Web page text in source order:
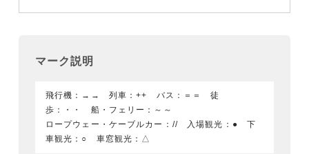
マーク説明
飛行機：→→ 列車：++ バス：＝＝ 徒
歩：・・ 船・フェリー：～～
ロープウェー・ケーブルカー：// 入場観光：● 下
車観光：○ 車窓観光：△